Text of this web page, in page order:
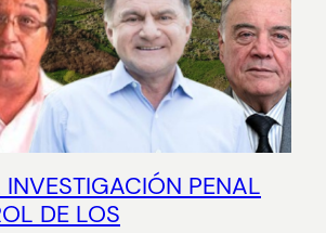
PENAL
DE LOS